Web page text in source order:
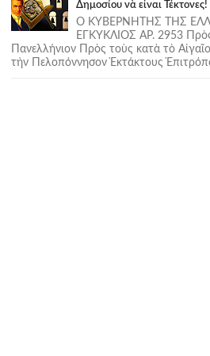
Δημοσίου νὰ εἶναι Τέκτονες!
Ο ΚΥΒΕΡΝΗΤΗΣ ΤΗΣ
ΕΓΚΥΚΛΙΟΣ ΑΡ. 2953
Πανελλήνιον Πρὸς τοὺς κατὰ τὸ
τὴν Πελοπόννησον Ἐκτάκτους